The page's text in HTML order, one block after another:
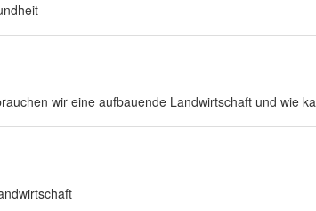
wir eine aufbauende Landwirtschaft und wie